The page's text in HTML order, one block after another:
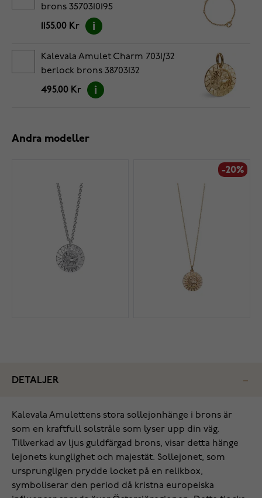
brons 3570310195
1155.00 Kr
Kalevala Amulet Charm 7031/32
berlock brons 38703132
495.00 Kr
Andra modeller
-20%
DETALJER
Kalevala Amulettens stora sollejonhänge i brons är
som en kraftfull solstråle som lyser upp din väg.
Tillverkad av ljus guldfärgad brons, visar detta hänge
lejonets kunglighet och majestät. Sollejonet, som
ursprungligen prydde locket på en relikbox,
symboliserar den period då kristna europeiska